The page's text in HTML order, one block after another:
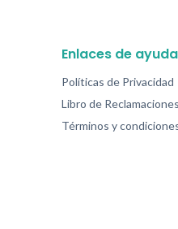
Enlaces de ayuda
Políticas de Privacidad
Libro de Reclamaciones
Términos y